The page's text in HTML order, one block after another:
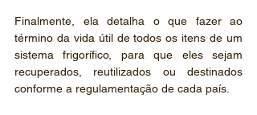
Finalmente, ela detalha o que fazer ao
término da vida útil de todos os itens de um
sistema frigorífico, para que eles sejam
recuperados, reutilizados ou destinados
conforme a regulamentação de cada país.